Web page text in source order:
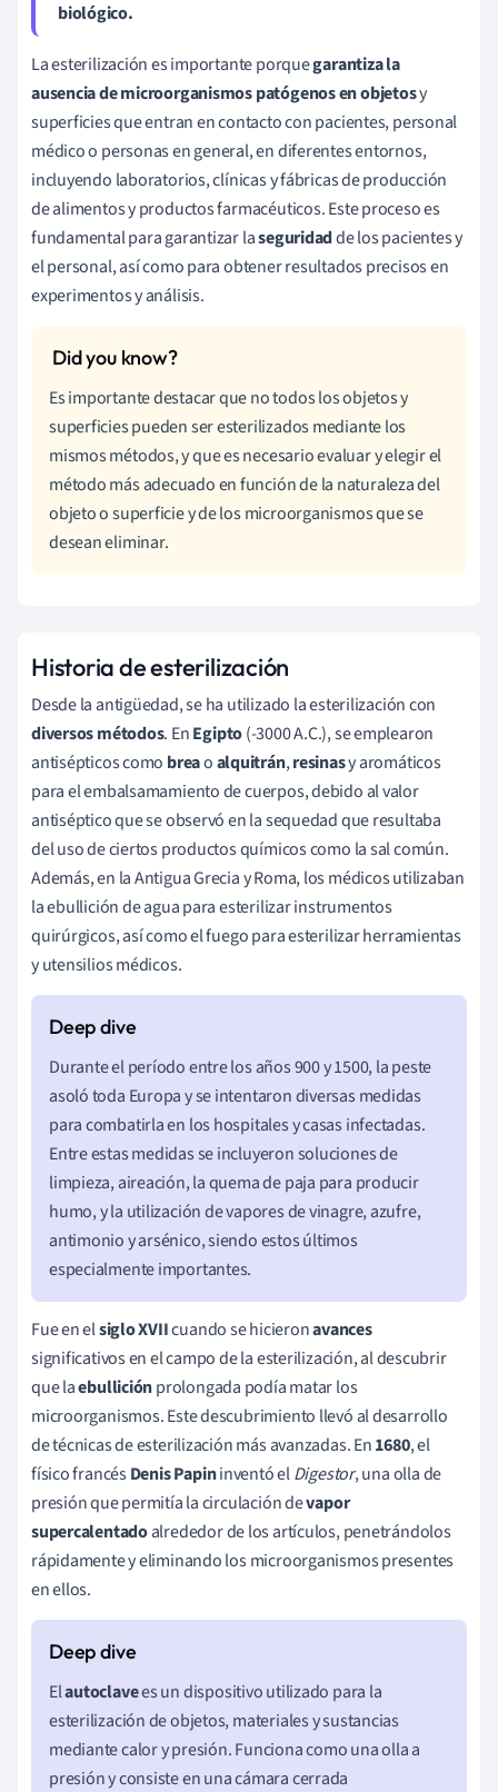
biológico.
La esterilización es importante porquegarantiza la
ausencia de microorganismos patógenos en objetosy
superficies que entran en contacto con pacientes, personal
médico o personas en general, en diferentes entornos,
incluyendo laboratorios, clínicas y fábricas de producción
de alimentos y productos farmacéuticos. Este proceso es
fundamental para garantizar laseguridadde los pacientes y
el personal, así como para obtener resultados precisos en
experimentos y análisis.
Es importante destacar que no todos los objetos y
superficies pueden ser esterilizados mediante los
mismos métodos, y que es necesario evaluar y elegir el
método más adecuado en función de la naturaleza del
objeto o superficie y de los microorganismos que se
desean eliminar.
Historia de esterilización
Desde la antigüedad, se ha utilizado la esterilización con
diversos métodos. EnEgipto(-3000 A.C.), se emplearon
antisépticos como breaoalquitrán,resinasy aromáticos
para el embalsamamiento de cuerpos, debido al valor
antiséptico que se observó en la sequedad que resultaba
del uso de ciertos productos químicos como la sal común.
Además, en la Antigua Grecia y Roma, los médicos utilizaban
la ebullición de agua para esterilizar instrumentos
quirúrgicos, así como el fuego para esterilizar herramientas
y utensilios médicos.
Durante el período entre los años 900 y 1500, la peste
asoló toda Europa y se intentaron diversas medidas
para combatirla en los hospitales y casas infectadas.
Entre estas medidas se incluyeron soluciones de
limpieza, aireación, la quema de paja para producir
humo, y la utilización de vapores de vinagre, azufre,
antimonio y arsénico, siendo estos últimos
especialmente importantes.
Fue en elsiglo XVIIcuando se hicieronavances
significativos en el campo de la esterilización, al descubrir
que laebulliciónprolongada podía matar los
microorganismos. Este descubrimiento llevó al desarrollo
de técnicas de esterilización más avanzadas. En1680, el
físico francésDenis Papininventó elDigestor, una olla de
presión que permitía la circulación devapor
supercalentadoalrededor de los artículos, penetrándolos
rápidamente y eliminando los microorganismos presentes
en ellos.
Elautoclavees un dispositivo utilizado para la
esterilización de objetos, materiales y sustancias
mediante calor y presión. Funciona como una olla a
presión y consiste en una cámara cerrada